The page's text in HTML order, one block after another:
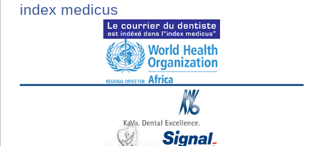
index medicus